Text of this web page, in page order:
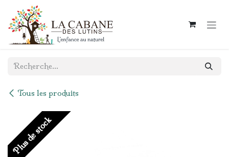
Se rendre au contenu
Tous les produits
Plus de stock